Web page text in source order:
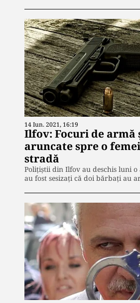
14 Iun. 2021, 16:19
Ilfov: Focuri de armă
aruncate spre o
stradă
Poliţiştii din Ilfov au deschis luni o
au fost sesizaţi că doi bărbaţi au